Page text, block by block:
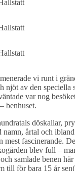
vi runt i
njöt av den speciella
var nog
benhuset.
döskallar,
namn, årtal och
mest fascinerande.
blev full –
samlade benen
till för bara 15 år